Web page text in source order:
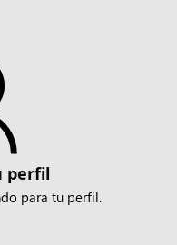
perfil
para tu perfil.